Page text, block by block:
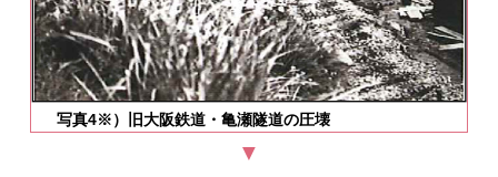
写真4※）旧大阪鉄道・亀瀬隧道の圧壊